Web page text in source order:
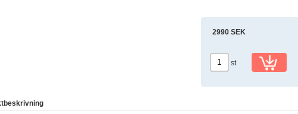
2990 SEK
st